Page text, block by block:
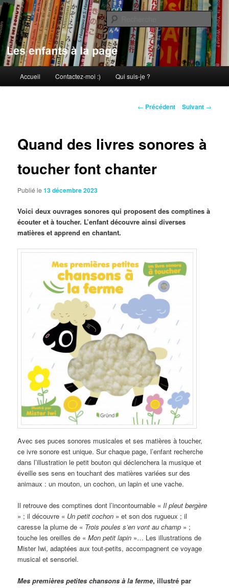
Aller
au
contenu
principalLes enfants à la page
principal
Accueil Contactez-moi :) Qui suis-je ?
Navigation
← Précédent Suivant →
Quand des livres sonores à
toucher font chanter
Publié le13 décembre 2023
Voici deux ouvrages sonores qui proposent des comptines à
écouter et à toucher. L’enfant découvre ainsi diverses
matières et apprend en chantant.
Avec ses puces sonores musicales et ses matières à toucher,
ce ivre sonore est unique. Sur chaque page, l’enfant recherche
dans l’illustration le petit bouton qui déclenchera la musique et
éveille ses sens en touchant des matières variées sur des
animaux : un mouton, un cochon, un lapin et une vache.
Il retrouve des comptines dont l’incontournable « Il pleut bergère
» ; il découvre « Un petit cochon » et son dos rugueux ; il
caresse la plume de « Trois poules s’en vont au champ » ;
touche les oreilles de «Mon petit lapin »… Les illustrations de
Mister Iwi, adaptées aux tout-petits, accompagnent ce voyage
musical et sensoriel.
Mes premières petites chansons à la ferme, illustré par